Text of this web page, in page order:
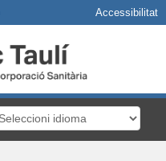
Accessibilitat